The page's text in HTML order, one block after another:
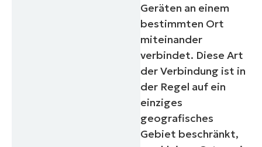
Geräten an einem
bestimmten Ort
miteinander
verbindet. Diese Art
der Verbindung ist in
der Regel auf ein
einziges
geografisches
Gebiet beschränkt,